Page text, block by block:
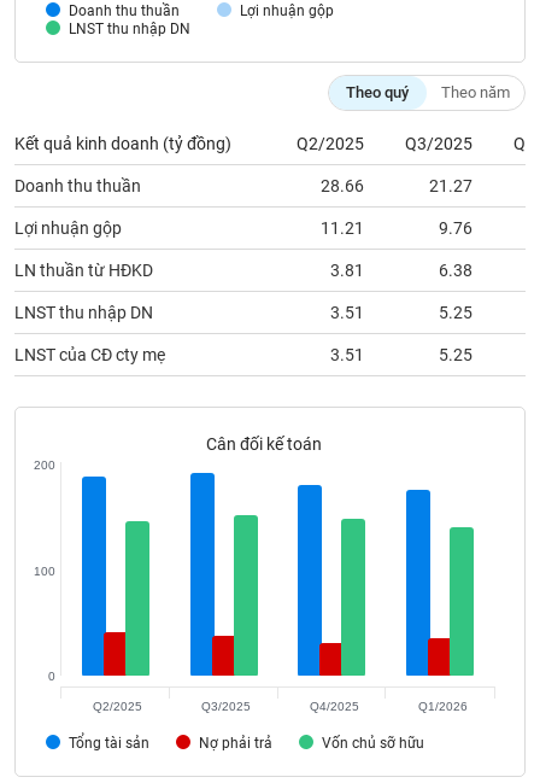
Doanh thu thuần
Lợi nhuận gộp
LNST thu nhập DN
Theo quý Theo năm
Kết quả kinh doanh (tỷ đồng) Q2/2025 Q3/2025
Doanh thu thuần 28.66 21.27
Lợi nhuận gộp 11.21 9.76
LN thuần từ HĐKD 3.81 6.38
LNST thu nhập DN 3.51 5.25
LNST của CĐ cty mẹ 3.51 5.25
Cân đối kế toán
Tổng tài sản Nợ phải trả Vốn chủ sỡ hữu
0
100
200
Q2/2025 Q3/2025 Q4/2025 Q1/2026
của
tác
Báo
cáo
phân
tích
(-)
Thuật
ngữ
(-)
Dịch
Sách